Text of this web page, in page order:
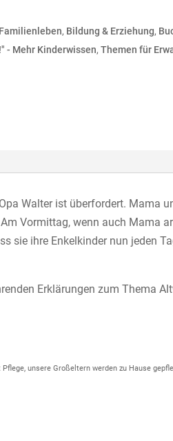
, Bildung & Erziehung,
- Mehr Kinderwissen, Themen für
Walter ist überfordert. Mama
Vormittag, wenn auch Mama
sie ihre Enkelkinder nun jeden
Erklärungen zum Thema
unsere Großeltern werden zu Hause